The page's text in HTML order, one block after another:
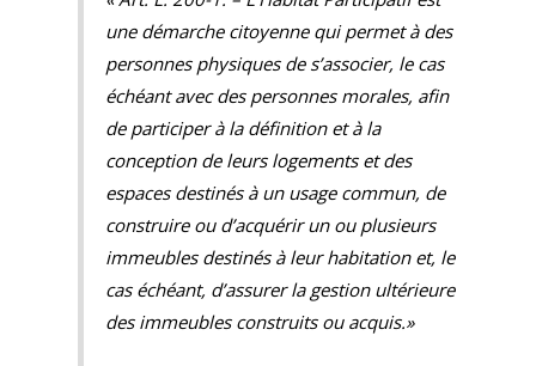
une démarche citoyenne qui permet à des
personnes physiques de s’associer, le cas
échéant avec des personnes morales, afin
de participer à la définition et à la
conception de leurs logements et des
espaces destinés à un usage commun, de
construire ou d’acquérir un ou plusieurs
immeubles destinés à leur habitation et, le
cas échéant, d’assurer la gestion ultérieure
des immeubles construits ou acquis.»